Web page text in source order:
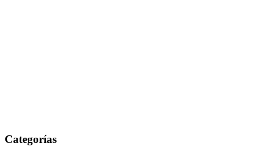
Categorías